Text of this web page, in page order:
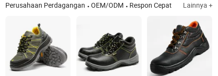
Perusahaan Perdagangan OEM/ODM Respon Cepat Lainnya +